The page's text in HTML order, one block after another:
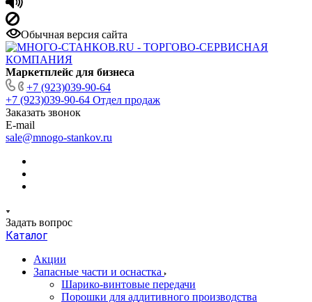
Обычная версия сайта
Маркетплейс для бизнеса
+7 (923)039-90-64
+7 (923)039-90-64 Отдел продаж
Заказать звонок
E-mail
sale@mnogo-stankov.ru
Задать вопрос
Каталог
Акции
Запасные части и оснастка
Шарико-винтовые передачи
Порошки для аддитивного производства